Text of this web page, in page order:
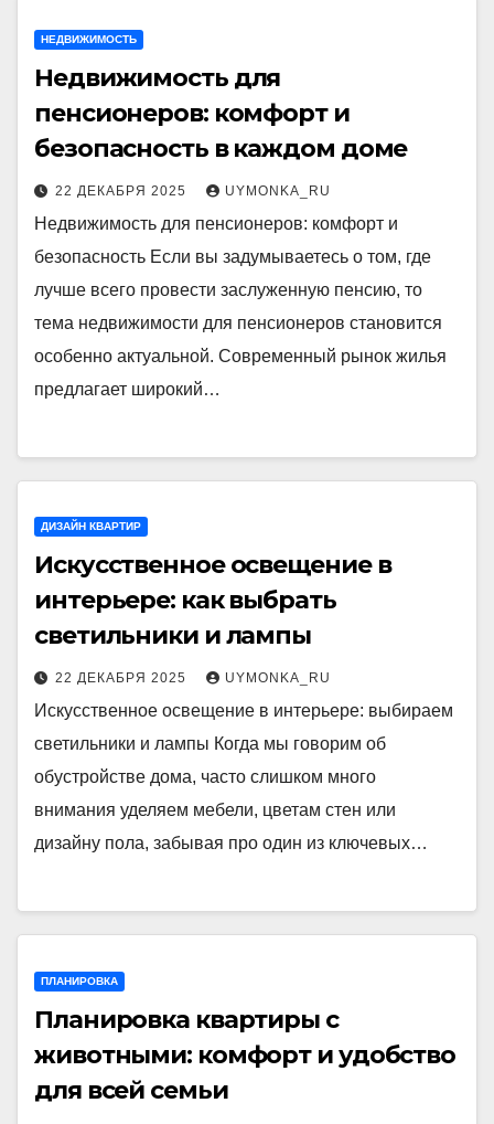
НЕДВИЖИМОСТЬ
Недвижимость для
пенсионеров: комфорт и
безопасность в каждом доме
22 ДЕКАБРЯ 2025 UYMONKA_RU
Недвижимость для пенсионеров: комфорт и
безопасность Если вы задумываетесь о том, где
лучше всего провести заслуженную пенсию, то
тема недвижимости для пенсионеров становится
особенно актуальной. Современный рынок жилья
предлагает широкий…
ДИЗАЙН КВАРТИР
Искусственное освещение в
интерьере: как выбрать
светильники и лампы
22 ДЕКАБРЯ 2025 UYMONKA_RU
Искусственное освещение в интерьере: выбираем
светильники и лампы Когда мы говорим об
обустройстве дома, часто слишком много
внимания уделяем мебели, цветам стен или
дизайну пола, забывая про один из ключевых…
ПЛАНИРОВКА
Планировка квартиры с
животными: комфорт и удобство
для всей семьи